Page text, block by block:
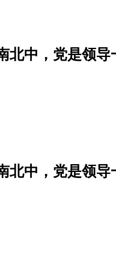
北中，党是领
中，党是领